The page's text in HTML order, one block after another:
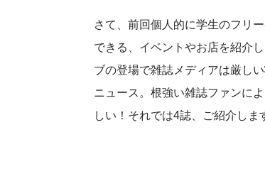
さて、前回個人的に学生のフリ
できる、イベントやお店を紹介
ブの登場で雑誌メディアは厳し
ニュース。根強い雑誌ファンに
しい！それでは4誌、ご紹介しま